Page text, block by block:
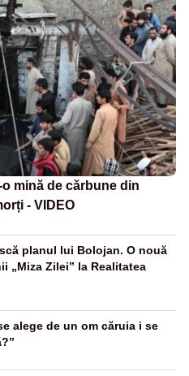
mină de cărbune din
- VIDEO
planul lui Bolojan. O nouă
„Miza Zilei” la Realitatea
alege de un om căruia i se